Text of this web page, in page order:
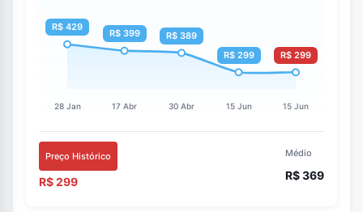
Preço Histórico
R$ 299
Médio
R$ 369